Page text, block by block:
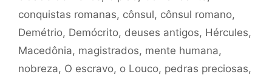
conquistas romanas, cônsul, cônsul romano,
Demétrio, Demócrito, deuses antigos, Hércules,
Macedônia, magistrados, mente humana,
nobreza, O escravo, o Louco, pedras preciosas,